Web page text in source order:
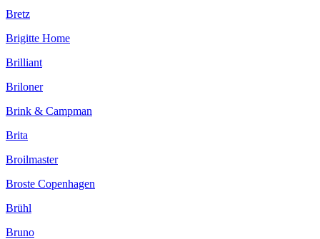
Bretz
Brigitte Home
Brilliant
Briloner
Brink & Campman
Brita
Broilmaster
Broste Copenhagen
Brühl
Bruno